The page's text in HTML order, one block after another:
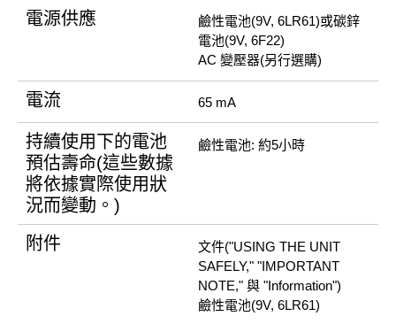
電源供應
鹼性電池(9V, 6LR61)或碳鋅
電池(9V, 6F22)
AC 變壓器(另行選購)
電流 65 mA
持續使用下的電池
預估壽命(這些數據
將依據實際使用狀
況而變動。)
鹼性電池: 約5小時
附件
文件("USING THE UNIT
SAFELY," "IMPORTANT
NOTE," 與 "Information")
鹼性電池(9V, 6LR61)